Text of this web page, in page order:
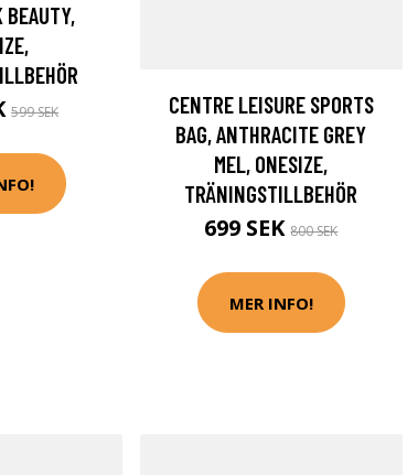
BEAUTY,
599 SEK
CENTRE LEISURE SPORTS
BAG, ANTHRACITE GREY
MEL, ONESIZE,
TRÄNINGSTILLBEHÖR
699 SEK800 SEK
MER INFO!